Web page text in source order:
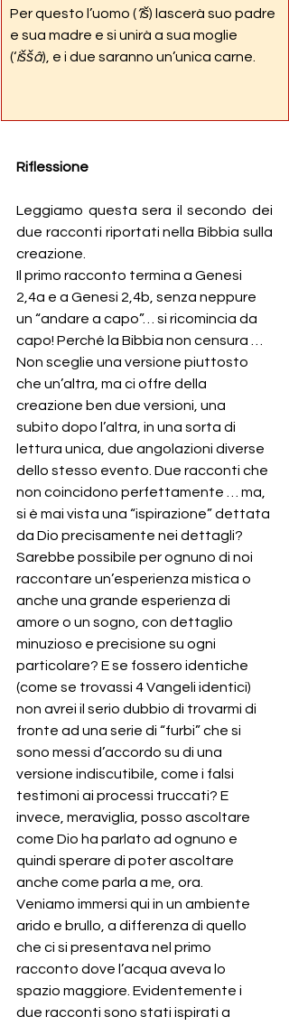
Per questo l’uomo (‘îš) lascerà suo padre
e sua madre e si unirà a sua moglie
(‘iššâ), e i due saranno un’unica carne.
Riflessione
Leggiamo questa sera il secondo dei
due racconti riportati nella Bibbia sulla
creazione.
Il primo racconto termina a Genesi
2,4a e a Genesi 2,4b, senza neppure
un “andare a capo”… si ricomincia da
capo! Perché la Bibbia non censura …
Non sceglie una versione piuttosto
che un’altra, ma ci offre della
creazione ben due versioni, una
subito dopo l’altra, in una sorta di
lettura unica, due angolazioni diverse
dello stesso evento. Due racconti che
non coincidono perfettamente … ma,
si è mai vista una “ispirazione” dettata
da Dio precisamente nei dettagli?
Sarebbe possibile per ognuno di noi
raccontare un’esperienza mistica o
anche una grande esperienza di
amore o un sogno, con dettaglio
minuzioso e precisione su ogni
particolare? E se fossero identiche
(come se trovassi 4 Vangeli identici)
non avrei il serio dubbio di trovarmi di
fronte ad una serie di “furbi” che si
sono messi d’accordo su di una
versione indiscutibile, come i falsi
testimoni ai processi truccati? E
invece, meraviglia, posso ascoltare
come Dio ha parlato ad ognuno e
quindi sperare di poter ascoltare
anche come parla a me, ora.
Veniamo immersi qui in un ambiente
arido e brullo, a differenza di quello
che ci si presentava nel primo
racconto dove l’acqua aveva lo
spazio maggiore. Evidentemente i
due racconti sono stati ispirati a